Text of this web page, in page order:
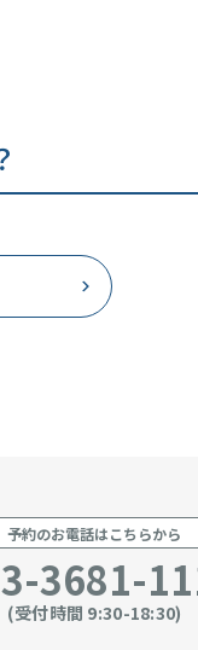
予約のお電話はこちらから
3681-
(受付時間 9:30-18:30)